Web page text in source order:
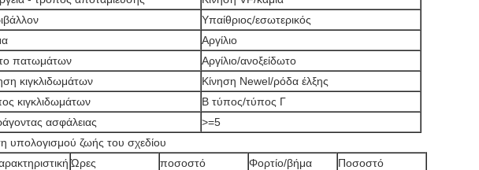
Υπαίθριος/εσωτερικός
Αργίλιο
πατωμάτων
Αργίλιο/ανοξείδωτο
κιγκλιδωμάτων
Κίνηση Newel/ρόδα έλξης
κιγκλιδωμάτων
Β τύπος/τύπος Γ
ασφάλειας
>=5
υπολογισμού ζωής του σχεδίου
Ώρες ποσοστό
Φορτίο/βήμα
Ποσοστό